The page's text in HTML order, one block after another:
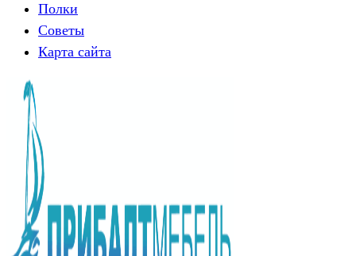
Полки
Советы
Карта сайта